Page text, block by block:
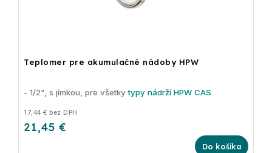
Teplomer pre akumulačné nádoby HPW
17,44 € bez DPH
21,45 €
Do košíka
- 1/2", s jímkou, pre všetkytypy nádrží HPW CAS